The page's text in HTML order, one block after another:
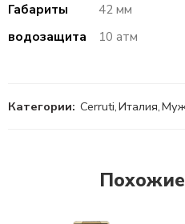
Габариты
42 мм
водозащита
10 атм
Категории: Cerruti,Италия,